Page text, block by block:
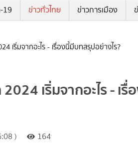
19 ข่าวทั่วไทย ข่าวการเมือง
เริ่มจากอะไร - เรื่องนี้มีบทสรุปอย่างไร?
เริ่มจากอะไร - เ
) 164